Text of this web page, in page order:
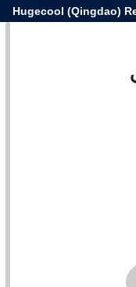
Hugecool (Qingdao)